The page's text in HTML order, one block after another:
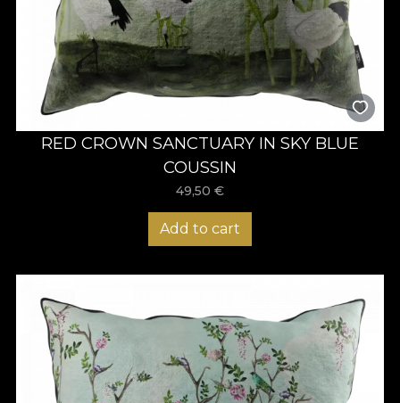
RED CROWN SANCTUARY IN SKY BLUE
COUSSIN
49,50 €
Add to cart